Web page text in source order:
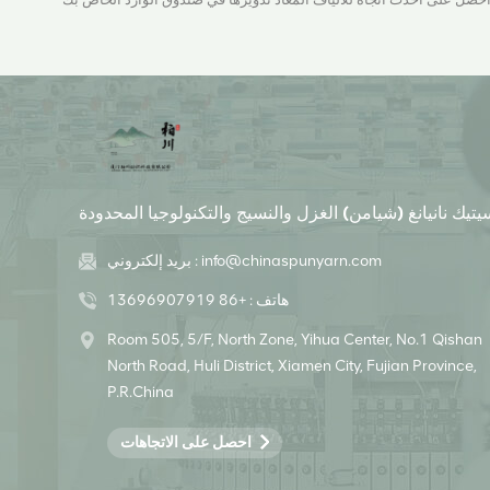
نانيانغ (شيامن) الغزل والنسيج والتكنولوجيا المحدودة
بريد إلكتروني : info@chinaspunyarn.com
هاتف : +86 13696907919
Room 505, 5/F, North Zone, Yihua Center, No.1 Qishan
North Road, Huli District, Xiamen City, Fujian Province,
P.R.China
احصل على الاتجاهات